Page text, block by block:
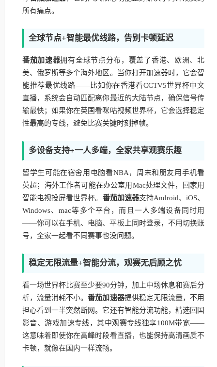
所有痛点。
全球节点+智能最优线路，告别卡顿延迟
番茄加速器拥有全球节点分布，覆盖了香港、欧洲、北
美、俄罗斯等多个海外地区。当你打开加速器时，它会智
能推荐最优线路——比如你在香港看CCTV5世界杯中文
直播，系统会自动匹配离你最近的大陆节点，确保信号传
输最快；如果你在英国看咪咕视频世界杯，它会选择稳定
性最高的专线，避免比赛关键时刻掉帧。
多设备支持+一人多端，全家共享观赛乐趣
留学生可能在宿舍用电脑看NBA，周末和朋友用手机看
英超；海外工作者可能在办公室用Mac处理文件，回家用
智能电视投屏看世界杯。 番茄加速器支持Android、iOS、
Windows、mac等多个平台，而且一人多端设备同时用
——你可以在手机、电脑、平板上同时登录，不用切换账
号，全家一起看不同赛事也没问题。
稳定无限流量+智能分流，观赛无后顾之忧
看一场世界杯比赛至少要90分钟，加上中场休息和赛后分
析，流量消耗不小。番茄加速器提供稳定无限流量，不用
担心看到一半突然断网。它还有智能分流功能，精选回国
影音、游戏加速专线，其中观赛专线独享100M带宽——
这意味着即使你在高峰时段看直播，也能保持高清画质不
卡顿，就像在国内一样流畅。